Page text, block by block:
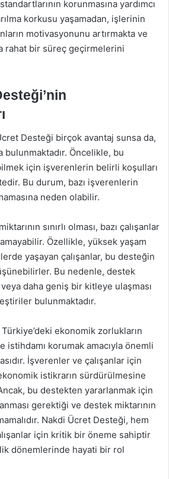
korunmasına yardımcı
korkusu yaşamadan, işlerinin
motivasyonunu artırmakta ve
rahat bir süreç geçirmelerini
Desteği birçok avantaj sunsa da,
bulunmaktadır. Öncelikle, bu
için işverenlerin belirli koşulları
Bu durum, bazı işverenlerin
neden olabilir.
sınırlı olması, bazı çalışanlar
Özellikle, yüksek yaşam
yaşayan çalışanlar, bu desteğin
Bu nedenle, destek
veya daha geniş bir kitleye ulaşması
bulunmaktadır.
ekonomik zorlukların
istihdamı korumak amacıyla önemli
İşverenler ve çalışanlar için
istikrarın sürdürülmesine
bu destekten yararlanmak için
gerektiği ve destek miktarının
Nakdi Ücret Desteği, hem
için kritik bir öneme sahiptir
dönemlerinde hayati bir rol